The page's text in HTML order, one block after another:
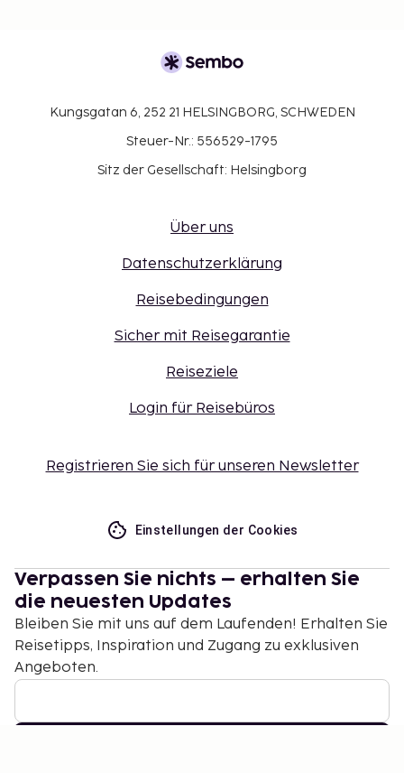
Kungsgatan 6, 252 21 HELSINGBORG, SCHWEDEN
Steuer-Nr.: 556529-1795
Sitz der Gesellschaft: Helsingborg
Über uns
Datenschutzerklärung
Reisebedingungen
Sicher mit Reisegarantie
Reiseziele
Login für Reisebüros
Registrieren Sie sich für unseren Newsletter
Einstellungen der Cookies
Verpassen Sie nichts – erhalten Sie
die neuesten Updates
Bleiben Sie mit uns auf dem Laufenden! Erhalten Sie
Reisetipps, Inspiration und Zugang zu exklusiven
Angeboten.